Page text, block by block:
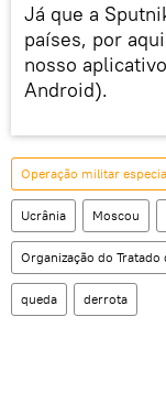
Já que a
países, por
nosso
Android).
Operação militar
Ucrânia Moscou
Organização do
queda derrota